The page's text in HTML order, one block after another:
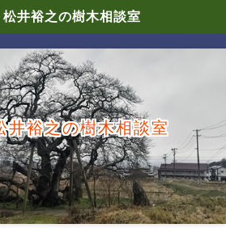
井裕之の樹木相談室
裕之の樹木相談室